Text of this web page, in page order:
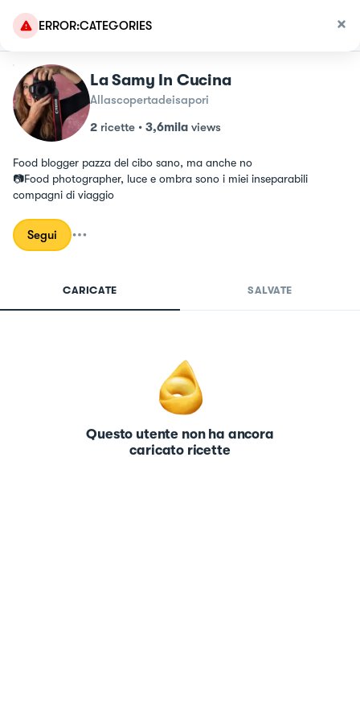
ERROR:CATEGORIES
La Samy In Cucina
Allascopertadeisapori
2 ricette • 3,6mila views
Food blogger pazza del cibo sano, ma anche no
📷Food photographer, luce e ombra sono i miei inseparabili
compagni di viaggio
Segui
CARICATE SALVATE
Questo utente non ha ancora
caricato ricette